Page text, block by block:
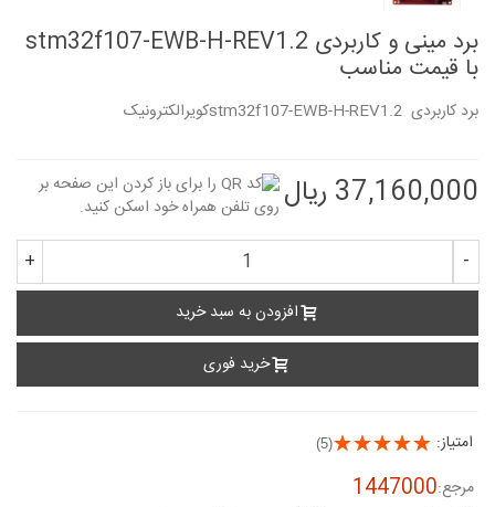
برد مینی و کاربردی stm32f107-EWB-H-REV1.2
با قیمت مناسب
برد کاربردی stm32f107-EWB-H-REV1.2کویرالکترونیک
37,160,000 ریال
-
+
افزودن به سبد خرید
خرید فوری
امتیاز: (5)
مرجع:1447000